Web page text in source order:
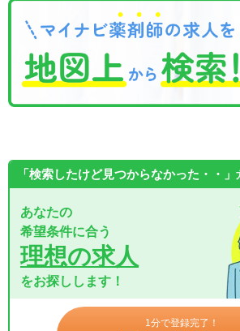
「検索したけど見つからなかった・・」
あなたの
希望条件に合う
理想の求人
をお探しします！
1分で登録完了！